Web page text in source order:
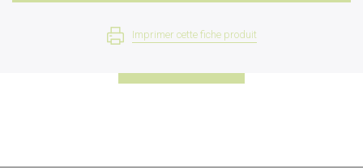
Imprimer cette fiche produit